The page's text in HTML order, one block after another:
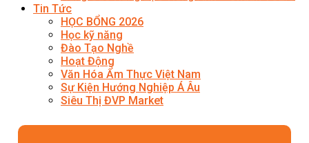
Tin Tức
HỌC BỔNG 2026
Học kỹ năng
Đào Tạo Nghề
Hoạt Động
Văn Hóa Ẩm Thực Việt Nam
Sự Kiện Hướng Nghiệp Á Âu
Siêu Thị ĐVP Market